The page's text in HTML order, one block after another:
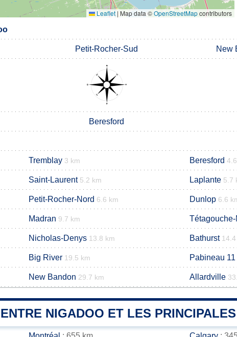
Leaflet | Map data ©OpenStreetMapcontributors
Petit-Rocher-Sud New
Beresford
Tremblay 3 km Beresford
Saint-Laurent 5.2 km Laplante 5.7
Petit-Rocher-Nord 6.6 km Dunlop 6.6
Madran 9.7 km Tétagouche-
Nicholas-Denys 13.8 km Bathurst
Big River 19.5 km Pabineau 11
New Bandon 29.7 km Allardville
NIGADOO ET LES